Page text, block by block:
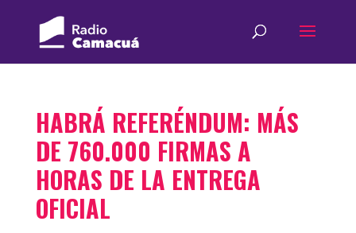
HABRÁ REFERÉNDUM: MÁS
DE 760.000 FIRMAS A
HORAS DE LA ENTREGA
OFICIAL